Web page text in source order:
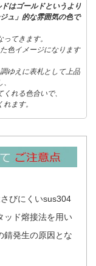
はゴールドというより
ュ」的な雰囲気の色で
てきます。
色イメージになります
ゆえに表札として上品
れる色合いで、
ます。
びにくいsus304
ッド熔接法を用い
錆発生の原因とな